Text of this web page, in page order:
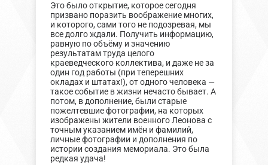
Это было открытие, которое сегодня
призвано поразить воображение многих,
и которого, сами того не подозревая, мы
все долго ждали. Получить информацию,
равную по объёму и значению
результатам труда целого
краеведческого коллектива, и даже не за
один год работы (при теперешних
окладах и штатах!), от одного человека —
такое событие в жизни нечасто бывает. А
потом, в дополнение, были старые
пожелтевшие фотографии, на которых
изображены жители военного Леонова с
точным указанием имён и фамилий,
личные фотографии и дополнения по
истории создания мемориала. Это была
редкая удача!